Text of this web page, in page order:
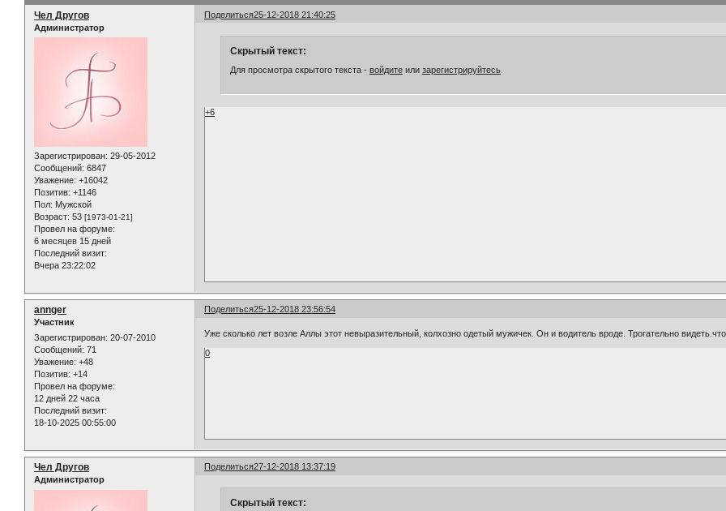
Поделиться25-12-2018 21:40:25
Чел Другов
Администратор
Зарегистрирован: 29-05-2012
Сообщений: 6847
Уважение: +16042
Позитив: +1146
Пол: Мужской
Возраст: 53 [1973-01-21]
Провел на форуме:
6 месяцев 15 дней
Последний визит:
Вчера 23:22:02
Скрытый текст:
Для просмотра скрытого текста - войдитеили зарегистрируйтесь.
+6
Поделиться25-12-2018 23:56:54
annger
Участник
Зарегистрирован: 20-07-2010
Сообщений: 71
Уважение: +48
Позитив: +14
Провел на форуме:
12 дней 22 часа
Последний визит:
18-10-2025 00:55:00
Уже сколько лет возле Аллы этот невыразительный, колхозно одетый мужичек. Он и водитель вроде. Трогательно
0
Поделиться27-12-2018 13:37:19
Чел Другов
Администратор
Скрытый текст: